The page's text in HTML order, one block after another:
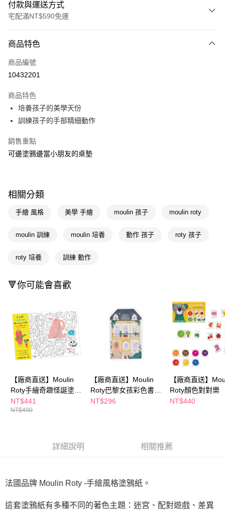
付款與運送方式
宅配滿NT$590免運
POYA支付
信用卡一次付款
Apple Pay
街口支付
悠遊付
相關說明
AFTEE先享後付是「在收到商品之後才付款」的支付方式。 讓您購物簡單
１．簡單：不需註冊會員、不需綁卡、不需儲值。
２．便利：只要手機號碼，簡訊認證，即可結帳。
結帳頁面，進行簡訊認證並確認金額後，即可完成結帳。
３．收到繳費通知簡訊後14天內，點擊此簡訊中的連結，可透過四大超商／
ATM／網路銀行／等多元方式進行付款，方視為交易完成。
※ 請注意：結帳手續完成當下不需立刻繳費，但若您需要取消訂單，請聯絡
購買商品的店家。未經商家同意取消之訂單仍視為有效，需透過AFTEE先享
後付繳納相關費用。
※ 交易是否成功請以「AFTEE先享後付 」之結帳頁面顯示為準，若有關於
是否繳費成功／繳費後需取消欲退款等相關疑問，請聯繫「AFTEE先享後付
https://netprotections.freshdesk.com/support/home
【注意事項】
１．透過由恩沛科技股份有限公司提供之「AFTEE先享後付」服務完成之交
易，需依本服務之必要範圍內提供個人資料，並將交易相關給付款項請求債
權轉讓予恩沛科技股份有限公司。
「AFTEE先享後付」，若未經同意申辦者引起之損失，本公司不負相關責
請求用戶進行身份認證。
恩沛科技股份有限公司將有權停止該用戶之使用額度並採取法律行動。
運送方式
宅配(廠商直送🚚)
每筆NT$300
商品特色
商品編號
10432201
商品特色
培養孩子的美學天份
訓練孩子的手部精細動作
銷售重點
可邊塗鴉邊當小朋友的桌墊
相關分類
手繪 風格 美學 手繪 moulin 孩子 moulin roty
moulin 訓練 moulin 培養 動作 孩子 roty 孩子
roty 培養 訓練 動作
🔻你可能會喜歡
【廠商直送】Moulin
Roty手繪奇趣怪誕塗鴉
紙40張
NT$441
NT$490
【廠商直送】Moulin
Roty巴黎女孩彩色書與
貼紙145張
NT$296
【廠商直送】
Roty顏色對對樂
NT$440
詳細說明 相關推薦
法國品牌 Moulin Roty -手繪風格塗鴉紙。
這套塗鴉紙有多種不同的著色主題：迷宮、配對遊戲、差異